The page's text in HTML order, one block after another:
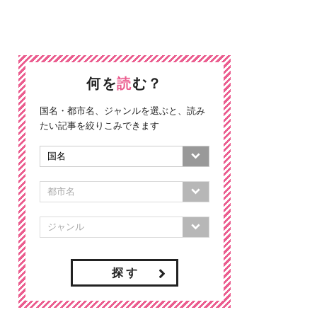
何を読む？
国名・都市名、ジャンルを選ぶと、読み
たい記事を絞りこみできます
探 す